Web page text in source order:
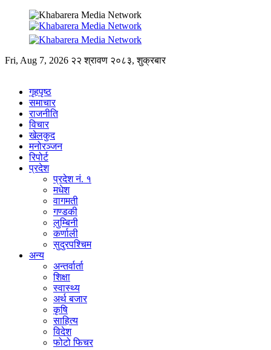
Fri, Aug 7, 2026 २२ श्रावण २०८३, शुक्रबार
गृहपृष्ठ
समाचार
राजनीति
विचार
खेलकुद
मनोरञ्जन
रिपोर्ट
प्रदेश
प्रदेश नं. १
मधेश
वागमती
गण्डकी
लुम्बिनी
कर्णाली
सुदुरपश्चिम
अन्य
अन्तर्वार्ता
शिक्षा
स्वास्थ्य
अर्थ बजार
कृषि
साहित्य
विदेश
फोटो फिचर